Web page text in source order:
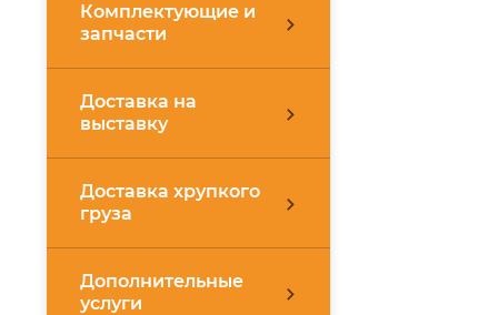
Комплектующие и
запчасти
Доставка на
выставку
Доставка хрупкого
груза
Дополнительные
услуги